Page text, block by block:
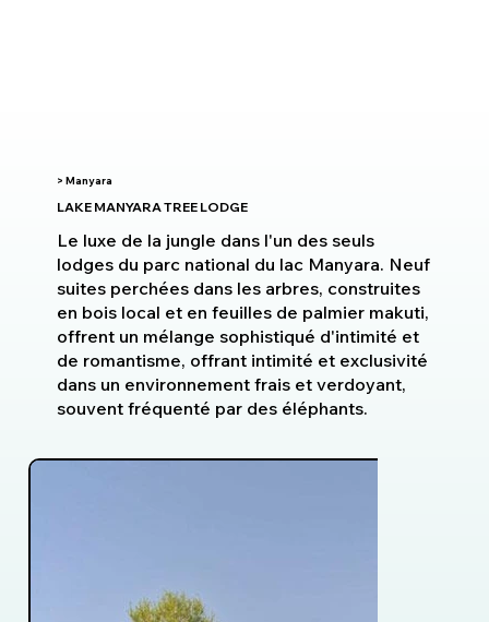
> Manyara
LAKE MANYARA TREE LODGE
Le luxe de la jungle dans l'un des seuls
lodges du parc national du lac Manyara. Neuf
suites perchées dans les arbres, construites
en bois local et en feuilles de palmier makuti,
offrent un mélange sophistiqué d'intimité et
de romantisme, offrant intimité et exclusivité
dans un environnement frais et verdoyant,
souvent fréquenté par des éléphants.